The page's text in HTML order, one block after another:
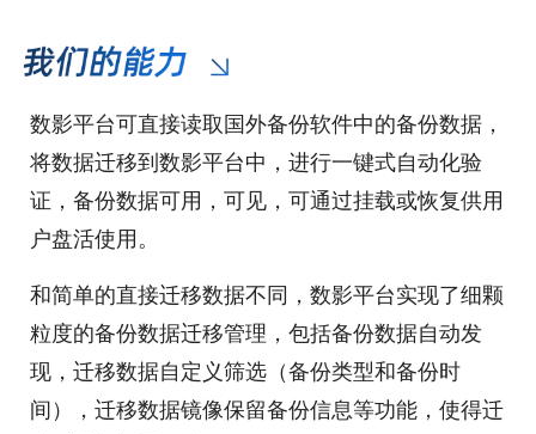
数影平台可直接读取国外备份软件中的备份数据，
将数据迁移到数影平台中，进行一键式自动化验
证，备份数据可用，可见，可通过挂载或恢复供用
户盘活使用。
和简单的直接迁移数据不同，数影平台实现了细颗
粒度的备份数据迁移管理，包括备份数据自动发
现，迁移数据自定义筛选（备份类型和备份时
间），迁移数据镜像保留备份信息等功能，使得迁